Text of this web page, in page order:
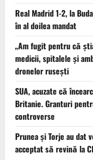
Real Madrid 1-2, la
în al doilea mandat
„Am fugit pentru că
medicii, spitalele și
dronelor rusești
SUA, acuzate că
Britanie. Granturi
controverse
Prunea și Torje au dat
acceptat să revină la